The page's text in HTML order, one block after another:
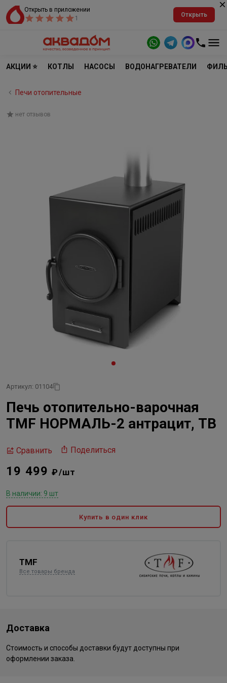
Открыть в приложении
1
Открыть
АКЦИИ ⭐ КОТЛЫ НАСОСЫ ВОДОНАГРЕВАТЕЛИ
Печи отопительные
нет отзывов
Артикул: 01104
Печь отопительно-варочная
TMF НОРМАЛЬ-2 антрацит, ТВ
Сравнить Поделиться
19 499₽/шт
В наличии: 9 шт
Купить в один клик
TMF
Все товары бренда
Доставка
Стоимость и способы доставки будут доступны при
оформлении заказа.